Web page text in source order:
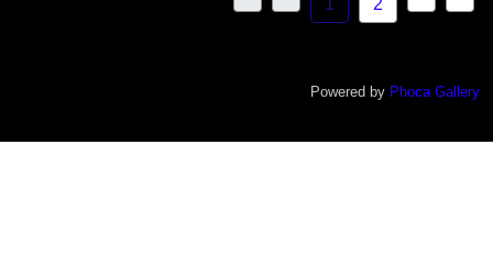
1 2
Powered by Phoca Gallery